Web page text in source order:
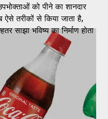
को पीने का शानदार
तरीकों से किया जाता है,
साझा भविष्य का निर्माण होता